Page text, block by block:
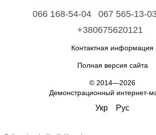
066 168-54-04 067 565-13-
+380675620121
Контактная информация
Полная версия сайта
© 2014—2026
Демонстрационный интернет-
Укр Рус